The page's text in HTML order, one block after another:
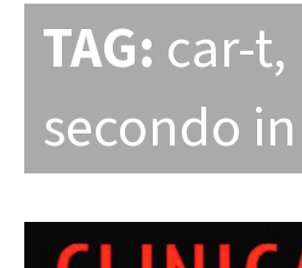
TAG: car-t,
secondo